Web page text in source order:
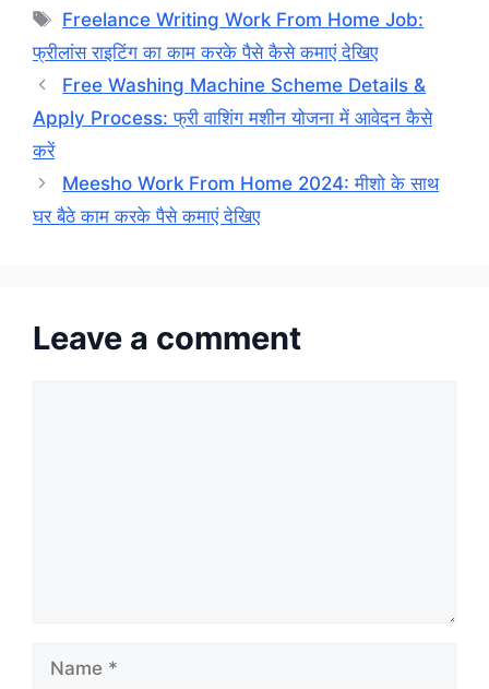
Tags
Freelance Writing Work From Home Job:
फ्रीलांस राइटिंग का काम करके पैसे कैसे कमाएं देखिए
Free Washing Machine Scheme Details &
Apply Process: फ्री वाशिंग मशीन योजना में आवेदन कैसे
करें
Meesho Work From Home 2024: मीशो के साथ
घर बैठे काम करके पैसे कमाएं देखिए
Leave a comment
Name